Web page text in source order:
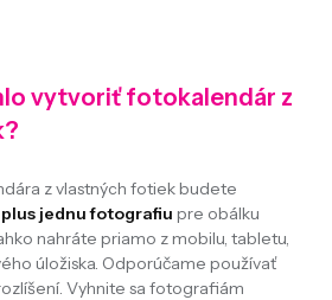
vytvoriť fotokalendár z
z vlastných fotiek budete
plus jednu fotografiu pre obálku
nahráte priamo z mobilu, tabletu,
úložiska. Odporúčame používať
Vyhnite sa fotografiám